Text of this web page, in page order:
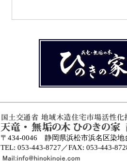
〒434-0046 静岡県浜松市浜名区染地
TEL: 053-443-8727／FAX: 053-443-